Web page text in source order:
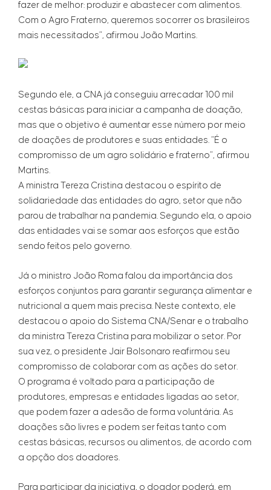
fazer de melhor: produzir e abastecer com alimentos.
Com o Agro Fraterno, queremos socorrer os brasileiros
mais necessitados”, afirmou João Martins.
Segundo ele, a CNA já conseguiu arrecadar 100 mil
cestas básicas para iniciar a campanha de doação,
mas que o objetivo é aumentar esse número por meio
de doações de produtores e suas entidades. “É o
compromisso de um agro solidário e fraterno”, afirmou
Martins.
A ministra Tereza Cristina destacou o espírito de
solidariedade das entidades do agro, setor que não
parou de trabalhar na pandemia. Segundo ela, o apoio
das entidades vai se somar aos esforços que estão
sendo feitos pelo governo.
Já o ministro João Roma falou da importância dos
esforços conjuntos para garantir segurança alimentar e
nutricional a quem mais precisa. Neste contexto, ele
destacou o apoio do Sistema CNA/Senar e o trabalho
da ministra Tereza Cristina para mobilizar o setor. Por
sua vez, o presidente Jair Bolsonaro reafirmou seu
compromisso de colaborar com as ações do setor.
O programa é voltado para a participação de
produtores, empresas e entidades ligadas ao setor,
que podem fazer a adesão de forma voluntária. As
doações são livres e podem ser feitas tanto com
cestas básicas, recursos ou alimentos, de acordo com
a opção dos doadores.
Para participar da iniciativa, o doador poderá, em